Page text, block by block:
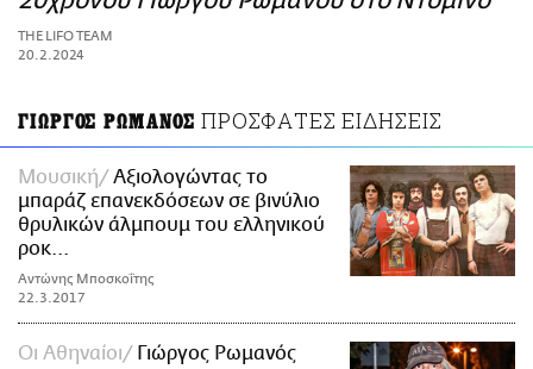
ΑΜΠΑ
PRINT
THE LIFO TEAM
20.2.2024
ΓΙΩΡΓΟΣ ΡΩΜΑΝΟΣ ΠΡΟΣΦΑΤΕΣ ΕΙΔΗΣΕΙΣ
Μουσική
Αξιολογώντας το
μπαράζ επανεκδόσεων σε βινύλιο
θρυλικών άλμπουμ του ελληνικού
ροκ...
Αντώνης Μποσκοΐτης
22.3.2017
Οι Αθηναίοι Γιώργος Ρωμανός